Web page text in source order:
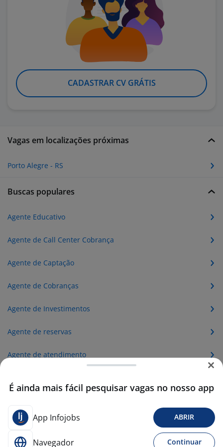
CADASTRAR CV GRÁTIS
Vagas em localizações próximas
Porto Alegre - RS
Buscas populares
Agente Educativo
Agente de Call Center Cobrança
Agente de Captação
Agente de Cobranças
Agente de Investimentos
Agente de reservas
Agente de atendimento
Agente
É ainda mais fácil pesquisar vagas no nosso app
App Infojobs ABRIR
Navegador Continuar